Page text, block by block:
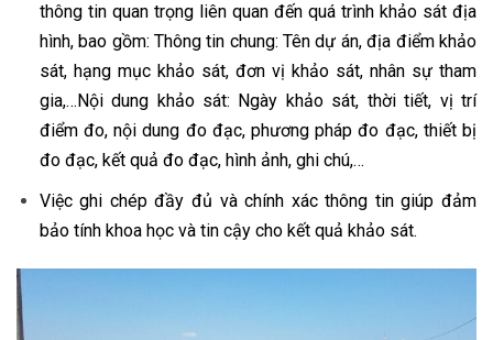
thông tin quan trọng liên quan đến quá trình khảo sát địa
hình, bao gồm: Thông tin chung: Tên dự án, địa điểm khảo
sát, hạng mục khảo sát, đơn vị khảo sát, nhân sự tham
gia,… Nội dung khảo sát: Ngày khảo sát, thời tiết, vị trí
điểm đo, nội dung đo đạc, phương pháp đo đạc, thiết bị
đo đạc, kết quả đo đạc, hình ảnh, ghi chú,…
Việc ghi chép đầy đủ và chính xác thông tin giúp đảm
bảo tính khoa học và tin cậy cho kết quả khảo sát.